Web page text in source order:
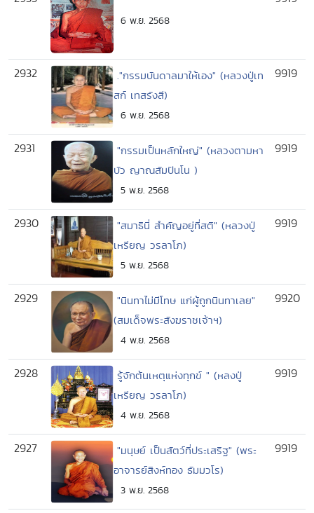
6 พ.ย. 2568
2932
."กรรมบันดาลมาให้เอง" (หลวงปู่เท
สก์ เทสรังสี)
6 พ.ย. 2568
9919
2931
"กรรมเป็นหลักใหญ่" (หลวงตามหา
บัว ญาณสัมปันโน )
5 พ.ย. 2568
9919
2930
"สมาธินี่ สำคัญอยู่ที่สติ" (หลวงปู่
เหรียญ วรลาโภ)
5 พ.ย. 2568
9919
2929
"นินทาไม่มีโทษ แก่ผู้ถูกนินทาเลย"
(สมเด็จพระสังฆราชเจ้าฯ)
4 พ.ย. 2568
9920
2928
รู้จักต้นเหตุแห่งทุกข์ " (หลงปู่
เหรียญ วรลาโภ)
4 พ.ย. 2568
9919
2927
"มนุษย์ เป็นสัตว์ที่ประเสริฐ" (พระ
อาจารย์สิงห์ทอง ธัมมวโร)
3 พ.ย. 2568
9919